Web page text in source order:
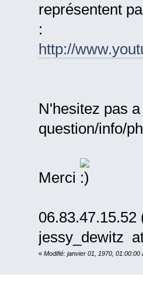
représentent
:
http://
N'hesitez pas
question/info/
Merci
06.83.47.15.52
jessy_dewitz
« Modifié: janvier 01, 1970, 01:00:00